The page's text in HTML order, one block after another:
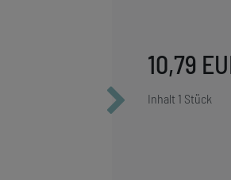
10,79
Inhalt 1 Stück